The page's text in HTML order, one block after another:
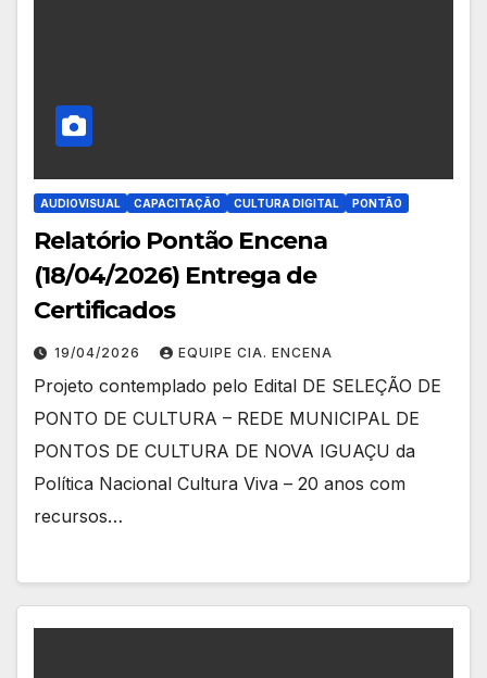
AUDIOVISUAL CAPACITAÇÃO CULTURA DIGITAL PONTÃO
Relatório Pontão Encena
(18/04/2026) Entrega de
Certificados
19/04/2026 EQUIPE CIA. ENCENA
Projeto contemplado pelo Edital DE SELEÇÃO DE
PONTO DE CULTURA – REDE MUNICIPAL DE
PONTOS DE CULTURA DE NOVA IGUAÇU da
Política Nacional Cultura Viva – 20 anos com
recursos…